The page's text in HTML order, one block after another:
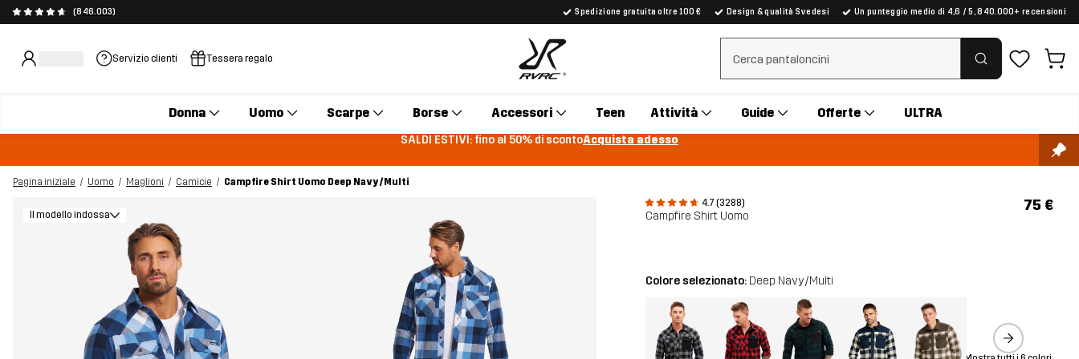
(846.003) Spedizione gratuita oltre 100 € Design & qualità Svedesi Un punteggio medio di 4,6 / 5, 840.000+ recensioni
Servizio clienti Tessera regalo Cancella ricerca
Donna Uomo Scarpe Borse Accessori Teen Attività Guide Offerte ULTRA
SALDI ESTIVI: fino al 50% di scontoAcquista adesso
Pagina iniziale Uomo Maglioni Camicie
Campfire Shirt Uomo Deep Navy/Multi
4.7 (3288)
Campfire Shirt Uomo
75 €
Il modello indossa
Colore selezionato: Deep Navy/Multi